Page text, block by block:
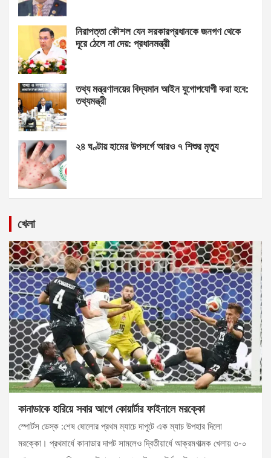
নিরাপত্তা কৌশল যেন সরকারপ্রধানকে জনগণ থেকে
দূরে ঠেলে না দেয়: প্রধানমন্ত্রী
তথ্য মন্ত্রণালয়ের বিদ্যমান আইন যুগোপযোগী করা হবে:
তথ্যমন্ত্রী
২৪ ঘণ্টায় হামের উপসর্গে আরও ৭ শিশুর মৃত্যু
খেলা
কানাডাকে হারিয়ে সবার আগে কোয়ার্টার ফাইনালে মরক্কো
স্পোর্টস ডেস্ক :শেষ ষোলোর প্রথম ম্যাচে দাপুটে এক ম্যাচ উপহার দিলো
মরক্কো। প্রথমার্ধে কানাডার দাপট সামলেও দ্বিতীয়ার্ধে আক্রমণাত্মক খেলায় ৩-০